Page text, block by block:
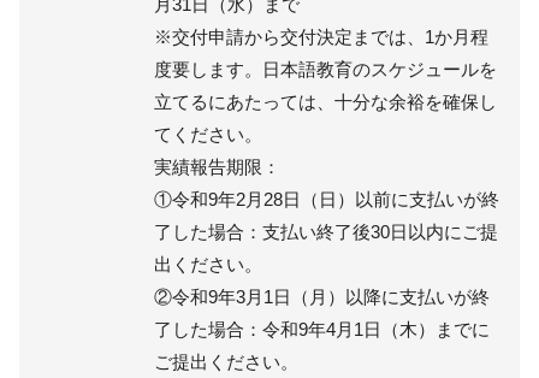
※交付申請から交付決定までは、1か月程
度要します。日本語教育のスケジュールを
立てるにあたっては、十分な余裕を確保し
てください。
実績報告期限：
①令和9年2月28日（日）以前に支払いが終
了した場合：支払い終了後30日以内にご提
出ください。
②令和9年3月1日（月）以降に支払いが終
了した場合：令和9年4月1日（木）までに
ご提出ください。